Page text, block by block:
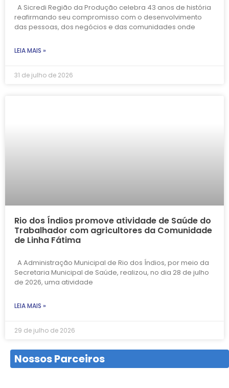
A Sicredi Região da Produção celebra 43 anos de história
reafirmando seu compromisso com o desenvolvimento
das pessoas, dos negócios e das comunidades onde
LEIA MAIS »
31 de julho de 2026
Rio dos Índios promove atividade de Saúde do
Trabalhador com agricultores da Comunidade
de Linha Fátima
A Administração Municipal de Rio dos Índios, por meio da
Secretaria Municipal de Saúde, realizou, no dia 28 de julho
de 2026, uma atividade
LEIA MAIS »
29 de julho de 2026
Nossos Parceiros